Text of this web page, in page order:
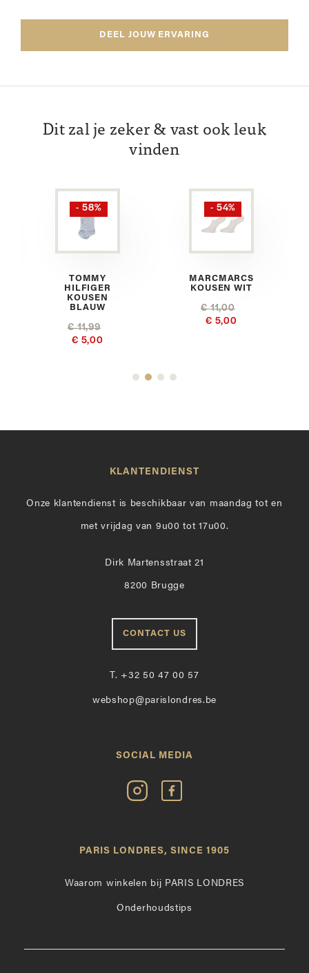
DEEL JOUW ERVARING
Dit zal je zeker & vast ook leuk
vinden
- 58%
TOMMY
HILFIGER
KOUSEN
BLAUW
€ 11,99
€ 5,00
- 54%
MARCMARCS
KOUSEN WIT
€ 11,00
€ 5,00
KLANTENDIENST
Onze klantendienst is beschikbaar van maandag tot en
met vrijdag van 9u00 tot 17u00.
Dirk Martensstraat 21
8200 Brugge
CONTACT US
T. +32 50 47 00 57
webshop@parislondres.be
SOCIAL MEDIA
Volg
Paris
Instagram
Vind
op
PARIS LONDRES, SINCE 1905
Waarom winkelen bij PARIS LONDRES
Onderhoudstips